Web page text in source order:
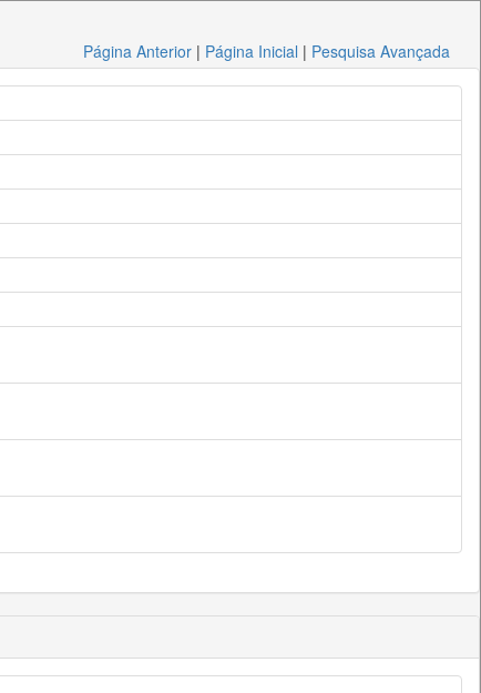
Página Anterior | Página Inicial | Pesquisa Avançada